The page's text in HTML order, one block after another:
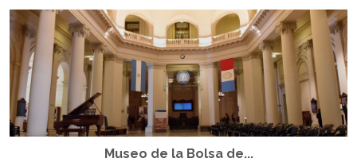
Museo de la Bolsa de...